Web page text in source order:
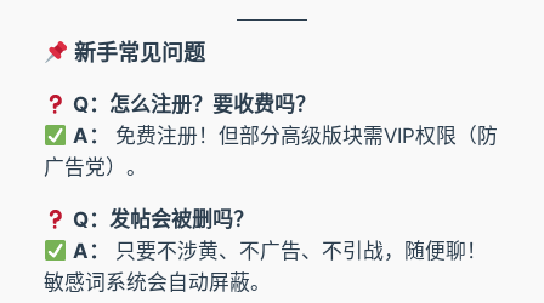
新手常见问题
Q：怎么注册？要收费吗？
A：
免费注册！但部分高级版块需VIP权限（防
广告党）。
Q：发帖会被删吗？
A：
只要不涉黄、不广告、不引战，随便聊！
敏感词系统会自动屏蔽。